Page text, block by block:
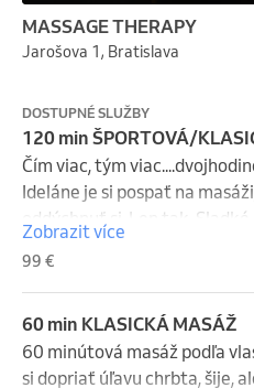
MASSAGE THERAPY
Jarošova 1, Bratislava
DOSTUPNÉ SLUŽBY
120 min ŠPORTOVÁ/
Čím viac, tým
Ideláne je si pospať na
oddýchnuť si. Len tak.
ktorom telo načerpá novú
Naučte sa vypnúť a doprajte
myšlienky po celom dni.
Zobrazit více
99 €
60 min KLASICKÁ MASÁŽ
60 minútová masáž podľa
si dopriať úľavu chrbta, šije,